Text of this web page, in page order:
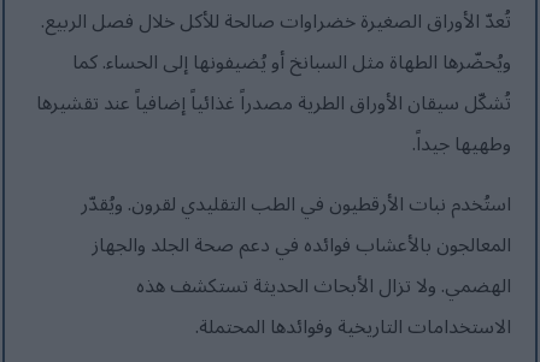
تُعدّ الأوراق الصغيرة خضراوات صالحة للأكل خلال فصل الربيع.
ويُحضّرها الطهاة مثل السبانخ أو يُضيفونها إلى الحساء. كما
تُشكّل سيقان الأوراق الطرية مصدراً غذائياً إضافياً عند تقشيرها
وطهيها جيداً.
استُخدم نبات الأرقطيون في الطب التقليدي لقرون. ويُقدّر
المعالجون بالأعشاب فوائده في دعم صحة الجلد والجهاز
الهضمي. ولا تزال الأبحاث الحديثة تستكشف هذه
الاستخدامات التاريخية وفوائدها المحتملة.